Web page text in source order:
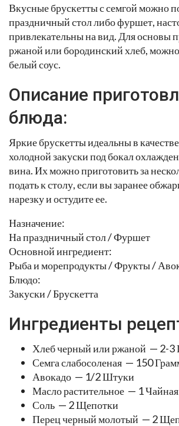
Вкусные брускетты с семгой можно
праздничный стол либо фуршет,
привлекательны на вид. Для основы
ржаной или бородинский хлеб,
белый соус.
Описание
блюда:
Яркие брускетты идеальны в
холодной закуски под бокал
вина. Их можно приготовить за
подать к столу, если вы заранее
нарезку и остудите ее.
Назначение:
На праздничный стол / Фуршет
Основной ингредиент:
Рыба и морепродукты / Фрукты /
Блюдо:
Закуски / Брускетта
Ингредиенты
Хлеб черный или ржаной — 2-3
Семга слабосоленая — 150
Авокадо — 1/2 Штуки
Масло растительное — 1
Соль — 2 Щепотки
Перец черный молотый — 2